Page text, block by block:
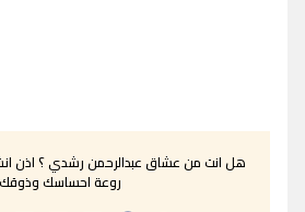
هل انت من عشاق عبدالرحمن رشدي ؟ اذن
روعة احساسك وذوقك